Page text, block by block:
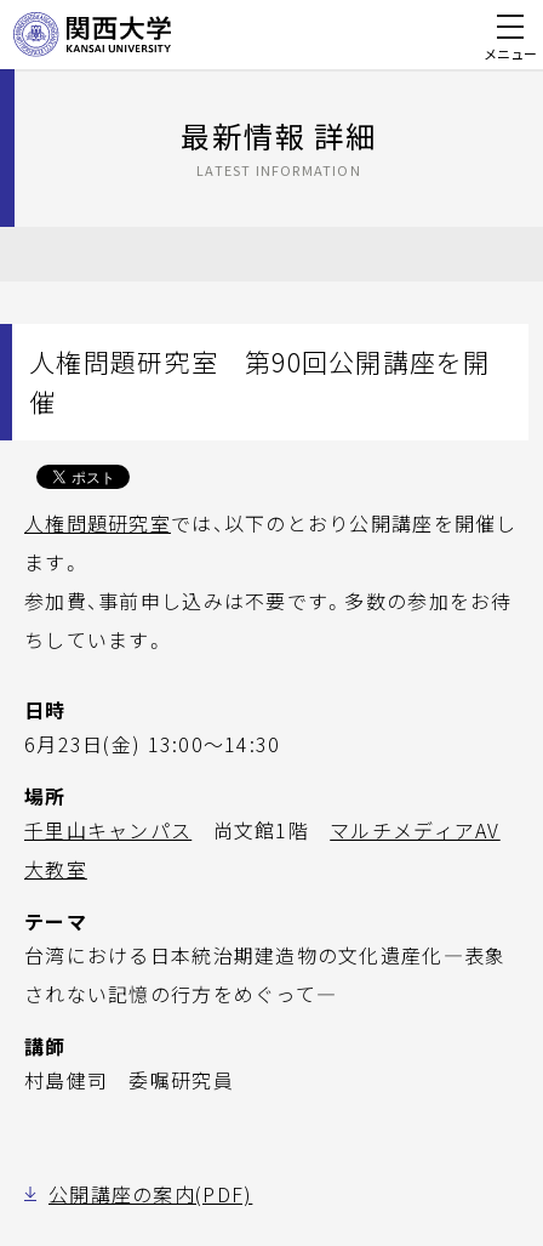
メニュー
最新情報 詳細
LATEST INFORMATION
人権問題研究室 第90回公開講座を開
催
人権問題研究室では、以下のとおり公開講座を開催し
ます。
参加費、事前申し込みは不要です。多数の参加をお待
ちしています。
日時
6月23日(金) 13:00～14:30
場所
千里山キャンパス
尚文館1階 マルチメディアAV
大教室
テーマ
台湾における日本統治期建造物の文化遺産化―表象
されない記憶の行方をめぐって―
講師
村島健司 委嘱研究員
公開講座の案内(PDF)